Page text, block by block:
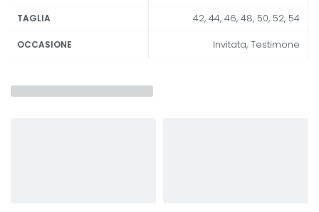
TAGLIA 42, 44, 46, 48, 50, 52, 54
OCCASIONE Invitata, Testimone